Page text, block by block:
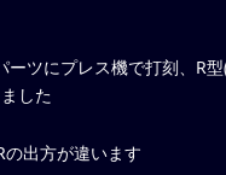
ツにプレス機で打刻、R
した
出方が違います